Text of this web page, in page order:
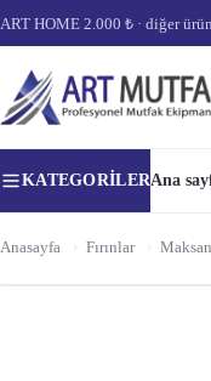
ART HOME 2.000 ₺ · diğer
KATEGORILERAna
Anasayfa › Fırınlar ›